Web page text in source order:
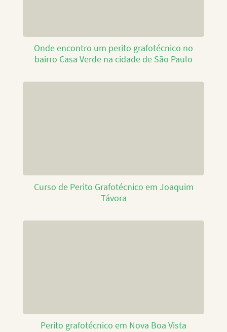
Onde encontro um perito grafotécnico no
bairro Casa Verde na cidade de São Paulo
Curso de Perito Grafotécnico em Joaquim
Távora
Perito grafotécnico em Nova Boa Vista